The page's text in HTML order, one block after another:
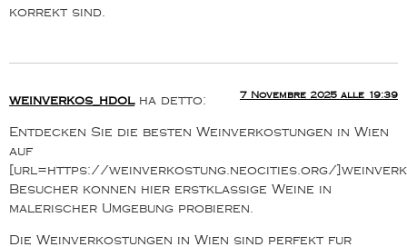
korrekt sind.
weinverkos_hdol ha detto: 7 Novembre 2025 alle 19:39
Entdecken Sie die besten Weinverkostungen in Wien
auf
[url=https://weinverkostung.neocities.org/
Besucher konnen hier erstklassige Weine in
malerischer Umgebung probieren.
Die Weinverkostungen in Wien sind perfekt fur